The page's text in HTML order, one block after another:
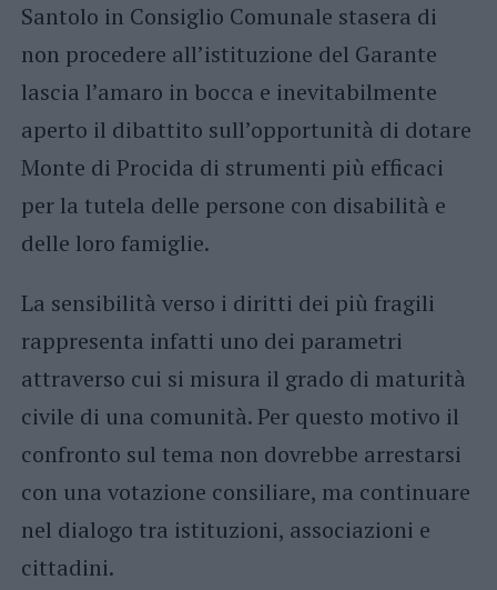
Santolo in Consiglio Comunale stasera di
non procedere all’istituzione del Garante
lascia l’amaro in bocca e inevitabilmente
aperto il dibattito sull’opportunità di dotare
Monte di Procida di strumenti più efficaci
per la tutela delle persone con disabilità e
delle loro famiglie.
La sensibilità verso i diritti dei più fragili
rappresenta infatti uno dei parametri
attraverso cui si misura il grado di maturità
civile di una comunità. Per questo motivo il
confronto sul tema non dovrebbe arrestarsi
con una votazione consiliare, ma continuare
nel dialogo tra istituzioni, associazioni e
cittadini.